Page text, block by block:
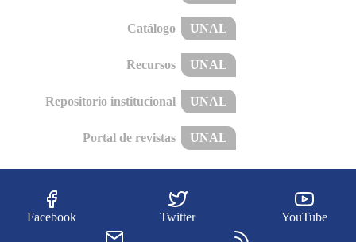
Catálogo UNAL
Recursos UNAL
Repositorio institucional UNAL
Portal de revistas UNAL
Facebook Twitter YouTube